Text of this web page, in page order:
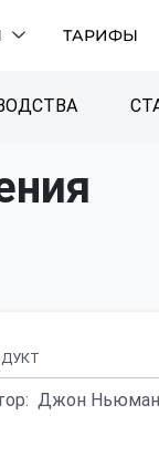
ТАРИФЫ
Джон Ньюман